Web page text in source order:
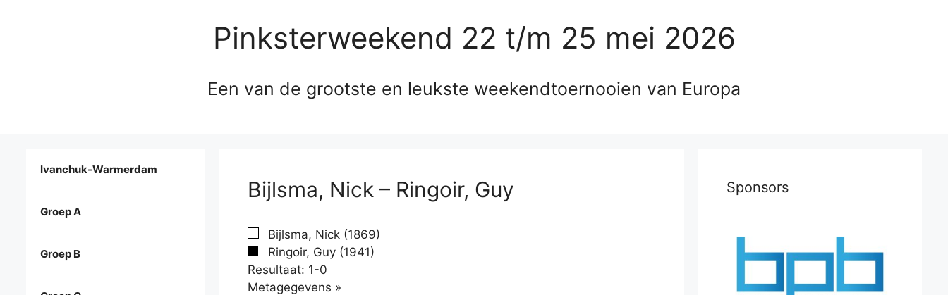
Pinksterweekend 22 t/m 25 mei 2026
Een van de grootste en leukste weekendtoernooien van Europa
Bijlsma, Nick – Ringoir, Guy
Bijlsma, Nick (1869)
Ringoir, Guy (1941)
Resultaat: 1-0
Metagegevens »
Ivanchuk-Warmerdam
Groep A
Groep B
Sponsors